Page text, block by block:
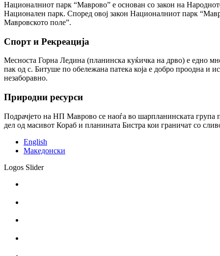
Националниот парк “Маврово” е основан со закон на
Национален парк. Според овој закон Националниот парк
Мавровското поле”.
Спорт и Рекреација
Месноста Горна Ледина (планинска куќичка на дрво) е едно
пак од с. Битуше по обележана патека која е добро проодна и
незаборавно.
Природни ресурси
Подрачјето на НП Маврово се наоѓа во шарпланинската
дел од масивот Кораб и планината Бистра кои граничат со
English
Македонски
Logos Slider